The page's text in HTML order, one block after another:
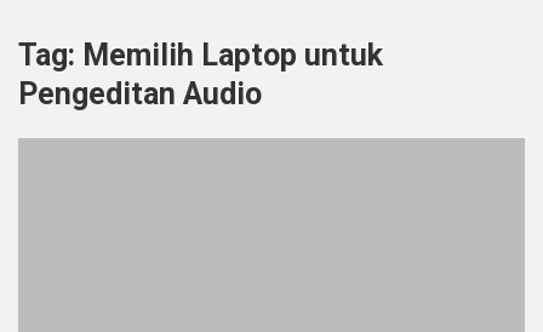
Tag: Memilih Laptop untuk
Pengeditan Audio